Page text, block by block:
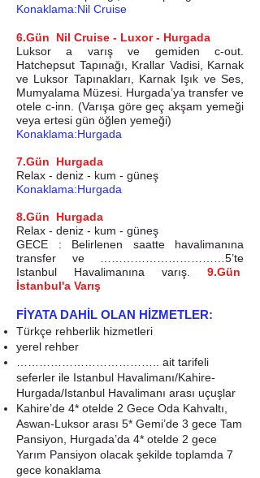
Konaklama:Nil Cruise
6.Gün Nil Cruise - Luxor - Hurgada
Luksor a varış ve gemiden c-out.
Hatchepsut Tapınağı, Krallar Vadisi, Karnak
ve Luksor Tapınakları, Karnak Işık ve Ses,
Mumyalama Müzesi. Hurgada’ya transfer ve
otele c-inn. (Varışa göre geç akşam yemeği
veya ertesi gün öğlen yemeği)
Konaklama:Hurgada
7.Gün Hurgada
Relax - deniz - kum - güneş
Konaklama:Hurgada
8.Gün Hurgada
Relax - deniz - kum - güneş
GECE : Belirlenen saatte havalimanına
transfer ve ……………………………5’te
Istanbul Havalimanına varış. 9.Gün
İstanbul'a Varış
FİYATA DAHİL OLAN HİZMETLER:
Türkçe rehberlik hizmetleri
yerel rehber
……………………………….. ait tarifeli
seferler ile Istanbul Havalimanı/Kahire-
Hurgada/Istanbul Havalimanı arası uçuşlar
Kahire’de 4* otelde 2 Gece Oda Kahvaltı,
Aswan-Luksor arası 5* Gemi’de 3 gece Tam
Pansiyon, Hurgada’da 4* otelde 2 gece
Yarım Pansiyon olacak şekilde toplamda 7
gece konaklama